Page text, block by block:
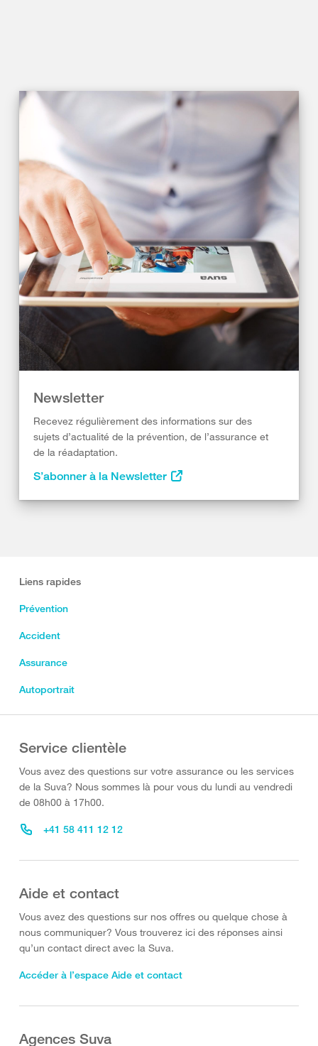
Newsletter
Recevez régulièrement des informations sur des
sujets d’actualité de la prévention, de l’assurance et
de la réadaptation.
S’abonner à la Newsletter
Liens rapides
Prévention
Accident
Assurance
Autoportrait
Service clientèle
Vous avez des questions sur votre assurance ou les services
de la Suva? Nous sommes là pour vous du lundi au vendredi
de 08h00 à 17h00.
+41 58 411 12 12
Aide et contact
Vous avez des questions sur nos offres ou quelque chose à
nous communiquer? Vous trouverez ici des réponses ainsi
qu’un contact direct avec la Suva.
Accéder à l’espace Aide et contact
Agences Suva